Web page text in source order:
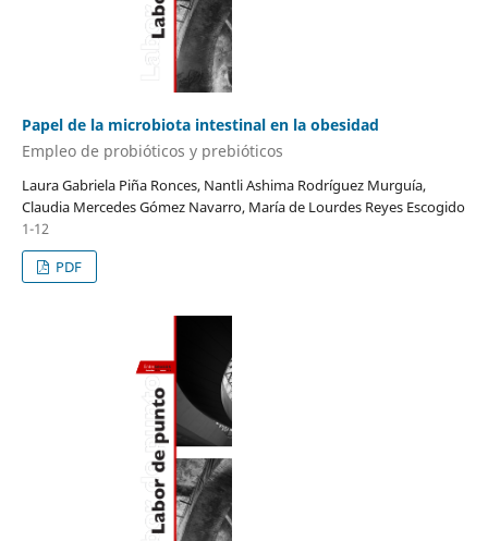
Papel de la microbiota intestinal en la obesidad
Empleo de probióticos y prebióticos
Laura Gabriela Piña Ronces, Nantli Ashima Rodríguez Murguía,
Claudia Mercedes Gómez Navarro, María de Lourdes Reyes Escogido
1-12
PDF